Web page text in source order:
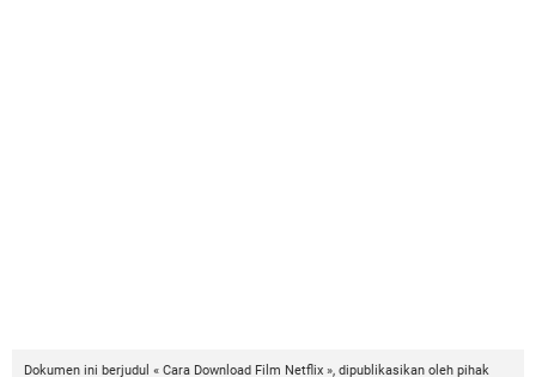
Dokumen ini berjudul « Cara Download Film Netflix », dipublikasikan oleh pihak